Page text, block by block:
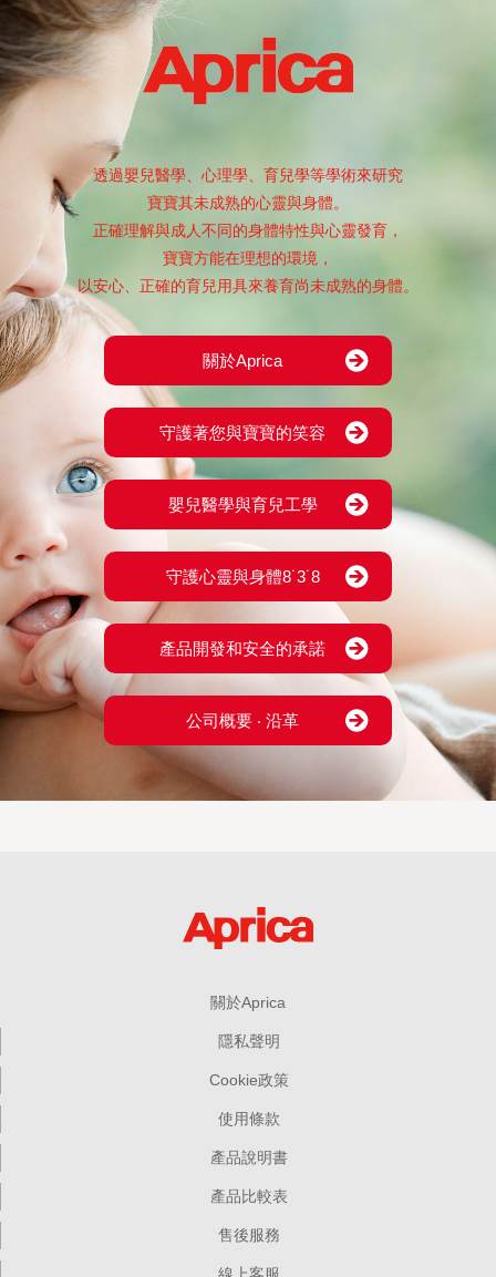
透過嬰兒醫學、心理學、育兒學等學術來研究
寶寶其未成熟的心靈與身體。
正確理解與成人不同的身體特性與心靈發育，
寶寶方能在理想的環境，
以安心、正確的育兒用具來養育尚未成熟的身體。
關於Aprica
守護著您與寶寶的笑容
嬰兒醫學與育兒工學
守護心靈與身體8˙3˙8
產品開發和安全的承諾
公司概要 ‧ 沿革
關於Aprica
隱私聲明
Cookie政策
使用條款
產品說明書
產品比較表
售後服務